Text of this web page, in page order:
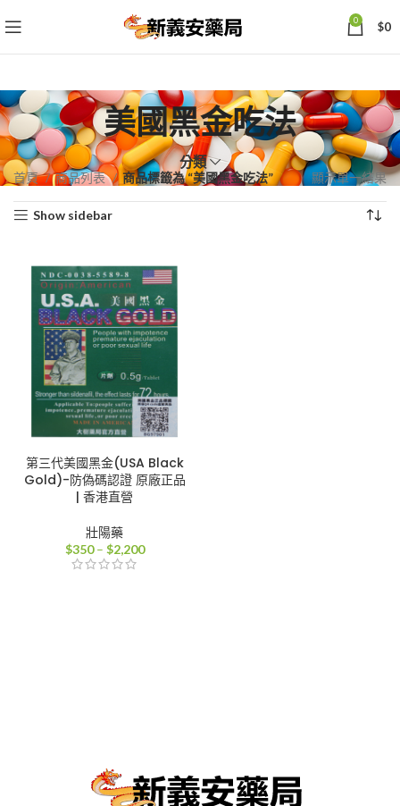
0 $0
美國黑金吃法
分類
首頁 商品列表 商品標籤為 “美國黑金吃法” 顯示單一結果
Show sidebar
第三代美國黑金(USA Black
Gold)-防偽碼認證 原廠正品
| 香港直營
壯陽藥
$350 – $2,200價